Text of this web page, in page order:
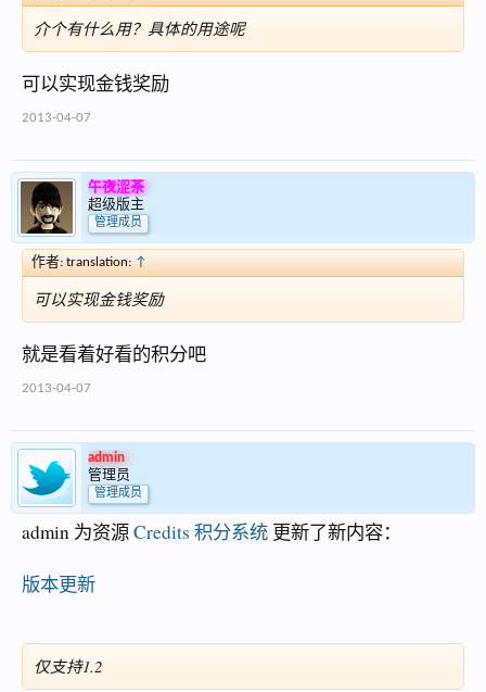
介个有什么用？具体的用途呢
可以实现金钱奖励
2013-04-07
午夜涩茶
超级版主
管理成员
作者: translation:↑
可以实现金钱奖励
就是看着好看的积分吧
2013-04-07
admin
管理员
管理成员
admin 为资源Credits 积分系统 更新了新内容：
版本更新
仅支持1.2